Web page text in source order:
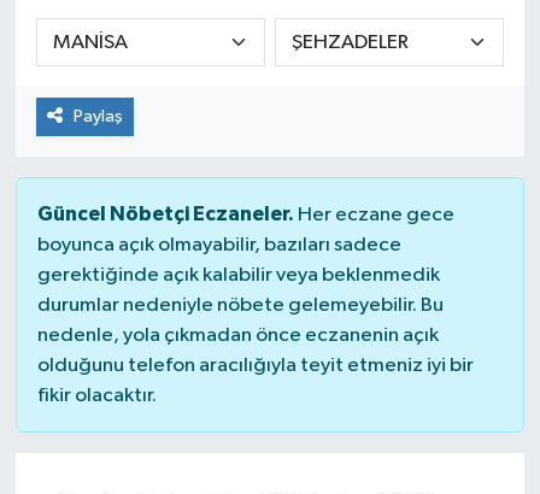
Paylaş
Güncel Nöbetçi Eczaneler. Her eczane gece
boyunca açık olmayabilir, bazıları sadece
gerektiğinde açık kalabilir veya beklenmedik
durumlar nedeniyle nöbete gelemeyebilir. Bu
nedenle, yola çıkmadan önce eczanenin açık
olduğunu telefon aracılığıyla teyit etmeniz iyi bir
fikir olacaktır.
Sağlık
Spor
Yaşam